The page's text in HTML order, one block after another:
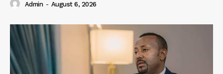
Admin - August 6, 2026